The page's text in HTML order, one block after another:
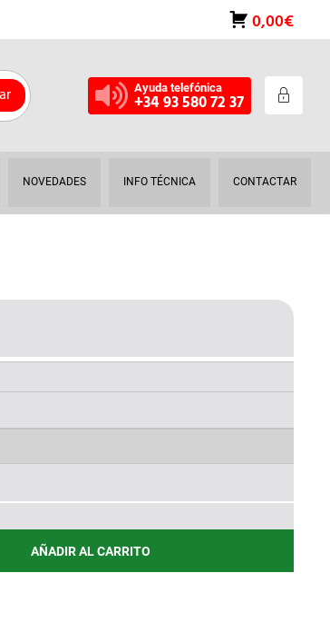
0,00€
Ayuda telefónica
+34 93 580 72 37
NOVEDADES INFO TÉCNICA CONTACTAR
AÑADIR AL CARRITO